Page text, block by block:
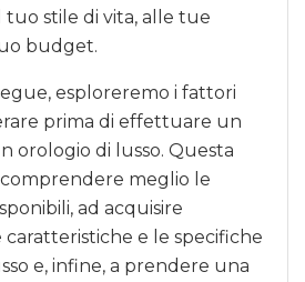
stile di vita, alle tue
budget.
esploreremo i fattori
prima di effettuare un
orologio di lusso. Questa
meglio le
ad acquisire
e le specifiche
e, infine, a prendere una